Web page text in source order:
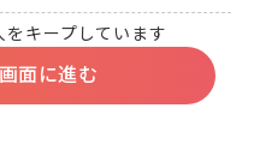
をキープしています
面に進む